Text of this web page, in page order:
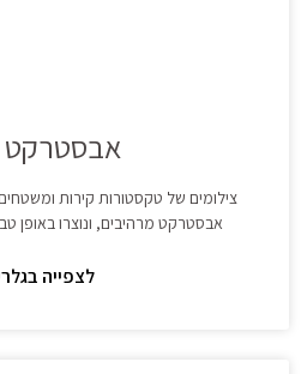
אבסטרקט
צילומים של טקסטורות קירות
אבסטרקט מרהיבים, ונוצרו באופן
לצפייה